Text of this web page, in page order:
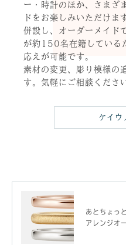
ー・時計のほか、さまざ
ドをお楽しみいただけま
併設し、オーダーメイド
が約150名在籍している
応えが可能です。
素材の変更、彫り模様の
す。気軽にご相談くださ
ケイウ
あとちょっ
アレンジオ